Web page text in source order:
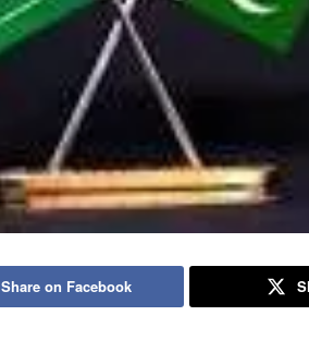
Share on Facebook